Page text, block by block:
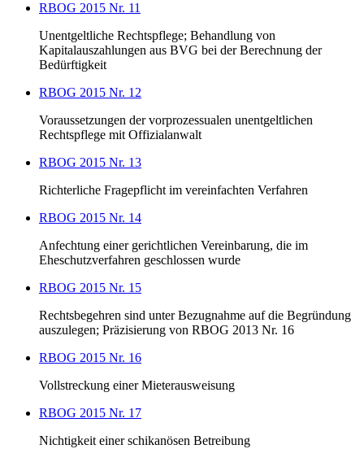
RBOG 2015 Nr. 11
Unentgeltliche Rechtspflege; Behandlung von
Kapitalauszahlungen aus BVG bei der Berechnung der
Bedürftigkeit
RBOG 2015 Nr. 12
Voraussetzungen der vorprozessualen unentgeltlichen
Rechtspflege mit Offizialanwalt
RBOG 2015 Nr. 13
Richterliche Fragepflicht im vereinfachten Verfahren
RBOG 2015 Nr. 14
Anfechtung einer gerichtlichen Vereinbarung, die im
Eheschutzverfahren geschlossen wurde
RBOG 2015 Nr. 15
Rechtsbegehren sind unter Bezugnahme auf die Begründung
auszulegen; Präzisierung von RBOG 2013 Nr. 16
RBOG 2015 Nr. 16
Vollstreckung einer Mieterausweisung
RBOG 2015 Nr. 17
Nichtigkeit einer schikanösen Betreibung